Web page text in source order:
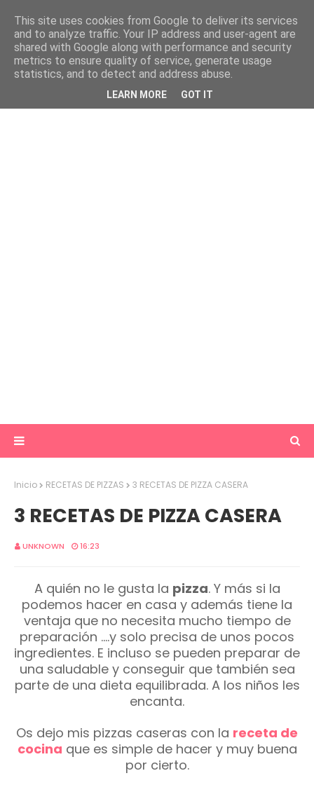
Inicio RECETAS DE PIZZAS 3 RECETAS DE PIZZA CASERA
3 RECETAS DE PIZZA CASERA
UNKNOWN 16:23
A quién no le gusta la pizza. Y más si la
podemos hacer en casa y además tiene la
ventaja que no necesita mucho tiempo de
preparación ....y solo precisa de unos pocos
ingredientes. E incluso se pueden preparar de
una saludable y conseguir que también sea
parte de una dieta equilibrada. A los niños les
encanta.
Os dejo mis pizzas caseras con la receta de
cocina que es simple de hacer y muy buena
por cierto.
This site uses cookies from Google to deliver its services
and to analyze traffic. Your IP address and user-agent are
shared with Google along with performance and security
metrics to ensure quality of service, generate usage
statistics, and to detect and address abuse.
LEARN MORE GOT IT